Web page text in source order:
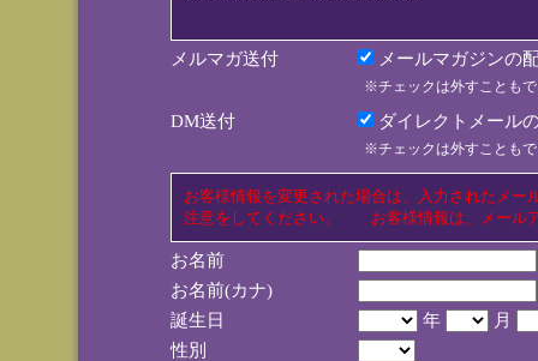
メルマガ送付 メールマガジンの
※チェックは外すことも
DM送付 ダイレクトメール
※チェックは外すことも
お客様情報を変更された場合は、入力されたメ
注意をしてください。 お客様情報は、メール
お名前
お名前(カナ)
誕生日
年
月
性別